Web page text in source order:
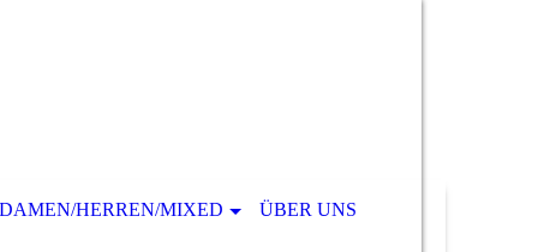
DAMEN/HERREN/MIXED ÜBER UNS